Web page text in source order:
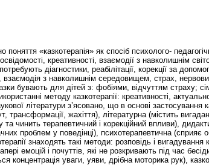
поняття «казкотерапія» як спосіб психолого-
креативності, взаємодії з навколишнім
діагностики, реабілітації, корекції за
взаємодія з навколишнім середовищем, страх,
бувають для дітей з: фобіями, відчуттям страху;
методу казкотерапії: креативності,
літератури з’ясовано, що в основі
трансформації, жахіття), літературна (містить
та чинить терапевтичний і корекційний впливи),
проблем у поведінці), психотерапевтична
знаходять такі методи: розповідь і
емоцій і почуттів, які не розкривають під час
концентрація уваги, уяви, дрібна моторика рук),